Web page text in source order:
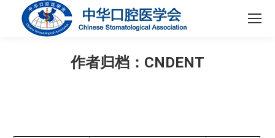
作者归档： CNDENT